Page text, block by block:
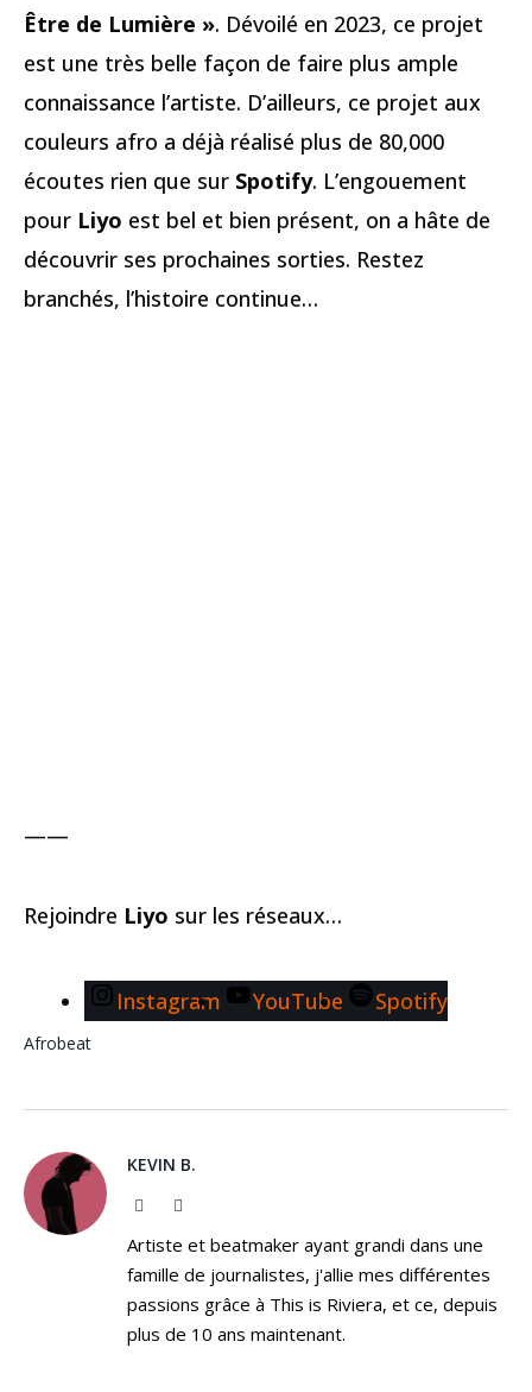
Être de Lumière ». Dévoilé en 2023, ce projet
est une très belle façon de faire plus ample
connaissance l’artiste. D’ailleurs, ce projet aux
couleurs afro a déjà réalisé plus de 80,000
écoutes rien que sur Spotify. L’engouement
pour Liyo est bel et bien présent, on a hâte de
découvrir ses prochaines sorties. Restez
branchés, l’histoire continue…
——
Rejoindre Liyo sur les réseaux…
Instagram YouTube Spotify
Afrobeat
KEVIN B.
Website
Artiste et beatmaker ayant grandi dans une
famille de journalistes, j'allie mes différentes
passions grâce à This is Riviera, et ce, depuis
plus de 10 ans maintenant.